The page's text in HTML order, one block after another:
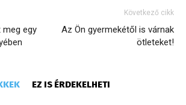
meg egy
Következő cikk
Az Ön gyermekétől is várnak
ötleteket!
EZ IS ÉRDEKELHETI